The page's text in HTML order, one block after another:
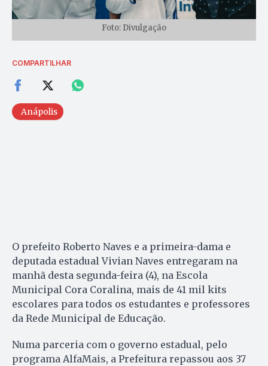
Foto: Divulgação
COMPARTILHAR
Anápolis
O prefeito Roberto Naves e a primeira-dama e
deputada estadual Vivian Naves entregaram na
manhã desta segunda-feira (4), na Escola
Municipal Cora Coralina, mais de 41 mil kits
escolares para todos os estudantes e professores
da Rede Municipal de Educação.
Numa parceria com o governo estadual, pelo
programa AlfaMais, a Prefeitura repassou aos 37